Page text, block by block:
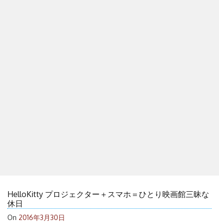
HelloKitty プロジェクター＋スマホ＝ひとり映画館三昧な
休日
On 2016年3月30日